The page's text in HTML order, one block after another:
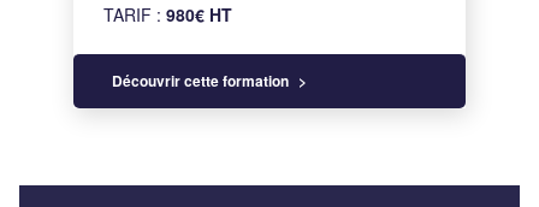
TARIF :980€ HT
Découvrir cette formation